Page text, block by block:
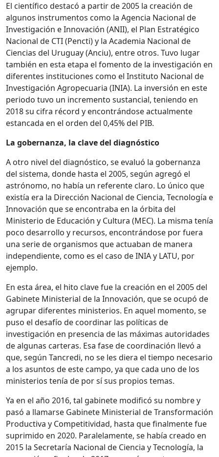
El científico destacó a partir de 2005 la creación de
algunos instrumentos como la Agencia Nacional de
Investigación e Innovación (ANII), el Plan Estratégico
Nacional de CTI (Pencti) y la Academia Nacional de
Ciencias del Uruguay (Anciu), entre otros. Tuvo lugar
también en esta etapa el fomento de la investigación en
diferentes instituciones como el Instituto Nacional de
Investigación Agropecuaria (INIA). La inversión en este
periodo tuvo un incremento sustancial, teniendo en
2018 su cifra récord y encontrándose actualmente
estancada en el orden del 0,45% del PIB.
La gobernanza, la clave del diagnóstico
A otro nivel del diagnóstico, se evaluó la gobernanza
del sistema, donde hasta el 2005, según agregó el
astrónomo, no había un referente claro. Lo único que
existía era la Dirección Nacional de Ciencia, Tecnología e
Innovación que se encontraba en la órbita del
Ministerio de Educación y Cultura (MEC). La misma tenía
poco desarrollo y recursos, encontrándose por fuera
una serie de organismos que actuaban de manera
independiente, como es el caso de INIA y LATU, por
ejemplo.
En esta área, el hito clave fue la creación en el 2005 del
Gabinete Ministerial de la Innovación, que se ocupó de
agrupar diferentes ministerios. En aquel momento, se
puso el desafío de coordinar las políticas de
investigación en presencia de las máximas autoridades
de algunas carteras. Esa fase de coordinación llevó a
que, según Tancredi, no se les diera el tiempo necesario
a los asuntos de este campo, ya que cada uno de los
ministerios tenía de por sí sus propios temas.
Ya en el año 2016, tal gabinete modificó su nombre y
pasó a llamarse Gabinete Ministerial de Transformación
Productiva y Competitividad, hasta que finalmente fue
suprimido en 2020. Paralelamente, se había creado en
2015 la Secretaría Nacional de Ciencia y Tecnología, la